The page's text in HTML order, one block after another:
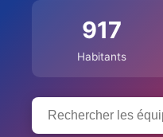
917
Habitants